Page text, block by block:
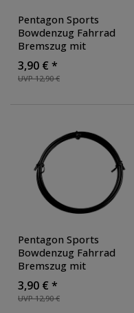
Pentagon Sports
Bowdenzug Fahrrad
Bremszug mit
Bremszughülle Bremsseil
Bremskabel mit
Walzennippel und
UVP 12,90 €
3,90 € *
Pentagon Sports
Bowdenzug Fahrrad
Bremszug mit
Bremszughülle Bremsseil
Bremskabel mit
Walzennippel und
UVP 12,90 €
3,90 € *